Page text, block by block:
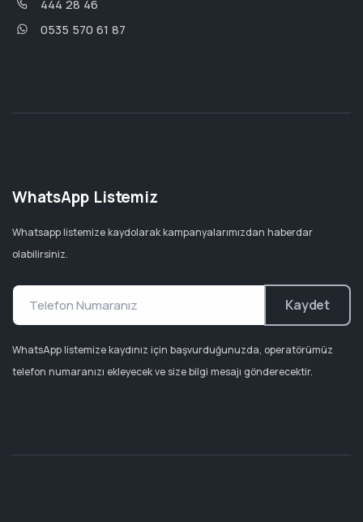
444 28 46
0535 570 61 87
WhatsApp Listemiz
Whatsapp listemize kaydolarak kampanyalarımızdan haberdar
olabilirsiniz.
Kaydet
WhatsApp listemize kaydınız için başvurduğunuzda, operatörümüz
telefon numaranızı ekleyecek ve size bilgi mesajı gönderecektir.